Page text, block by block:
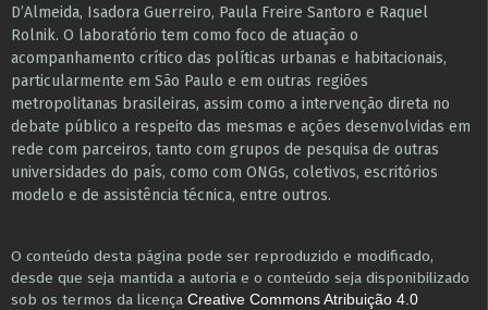
D’Almeida, Isadora Guerreiro, Paula Freire Santoro e Raquel
Rolnik. O laboratório tem como foco de atuação o
acompanhamento crítico das políticas urbanas e habitacionais,
particularmente em São Paulo e ​em outras regiões
metropolitanas brasileiras, assim como a intervenção direta no
debate público a respeito das mesmas e ações desenvolvidas em
r​e​de com parceiros, tanto com grupos de pesquisa ​de outras
universidades do país, como com ONGs, coletivos, escritórios
modelo e de assistência técnica​, entre outros​.
O conteúdo desta página pode ser reproduzido e modificado,
desde que seja mantida a autoria e o conteúdo seja disponibilizado
sob os termos da licença Creative Commons Atribuição 4.0